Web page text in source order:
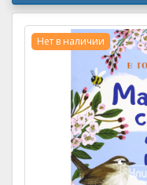
Нет в наличии